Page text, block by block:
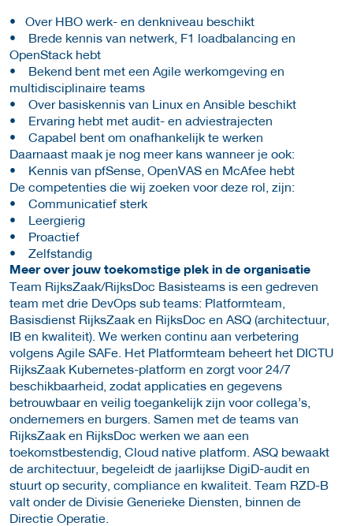
• Over HBO werk- en denkniveau beschikt
• Brede kennis van netwerk, F1 loadbalancing en
OpenStack hebt
• Bekend bent met een Agile werkomgeving en
multidisciplinaire teams
• Over basiskennis van Linux en Ansible beschikt
• Ervaring hebt met audit- en adviestrajecten
• Capabel bent om onafhankelijk te werken
Daarnaast maak je nog meer kans wanneer je ook:
• Kennis van pfSense, OpenVAS en McAfee hebt
De competenties die wij zoeken voor deze rol, zijn:
• Communicatief sterk
• Leergierig
• Proactief
• Zelfstandig
Meer over jouw toekomstige plek in de organisatie
Team RijksZaak/RijksDoc Basisteams is een gedreven
team met drie DevOps sub teams: Platformteam,
Basisdienst RijksZaak en RijksDoc en ASQ (architectuur,
IB en kwaliteit). We werken continu aan verbetering
volgens Agile SAFe. Het Platformteam beheert het DICTU
RijksZaak Kubernetes-platform en zorgt voor 24/7
beschikbaarheid, zodat applicaties en gegevens
betrouwbaar en veilig toegankelijk zijn voor collega’s,
ondernemers en burgers. Samen met de teams van
RijksZaak en RijksDoc werken we aan een
toekomstbestendig, Cloud native platform. ASQ bewaakt
de architectuur, begeleidt de jaarlijkse DigiD-audit en
stuurt op security, compliance en kwaliteit. Team RZD-B
valt onder de Divisie Generieke Diensten, binnen de
Directie Operatie.